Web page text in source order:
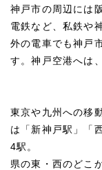
神戸市の周辺には
電鉄など、私鉄や
外の電車でも神戸
す。神戸空港へは
東京や九州への移
は「新神戸駅」「
4駅。
県の東・西のどこ